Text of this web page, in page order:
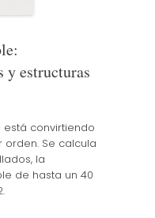
y estructuras
está convirtiendo
Se calcula
la
de hasta un 40